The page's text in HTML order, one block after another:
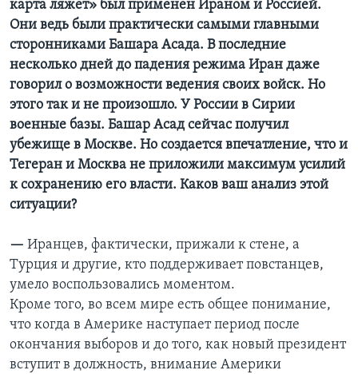
карта ляжет» был применен Ираном и Россией.
Они ведь были практически самыми главными
сторонниками Башара Асада. В последние
несколько дней до падения режима Иран даже
говорил о возможности ведения своих войск. Но
этого так и не произошло. У России в Сирии
военные базы. Башар Асад сейчас получил
убежище в Москве. Но создается впечатление, что и
Тегеран и Москва не приложили максимум усилий
к сохранению его власти. Каков ваш анализ этой
ситуации?
— Иранцев, фактически, прижали к стене, а
Турция и другие, кто поддерживает повстанцев,
умело воспользовались моментом.
Кроме того, во всем мире есть общее понимание,
что когда в Америке наступает период после
окончания выборов и до того, как новый президент
вступит в должность, внимание Америки